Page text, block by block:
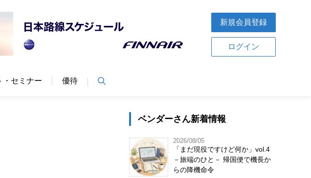
新規会員登録
ログイン
・セミナー 優待
ベンダーさん新着情報
2026/08/05
「まだ現役ですけど何か」vol.4
－旅端のひと－ 帰国便で機長か
らの降機命令